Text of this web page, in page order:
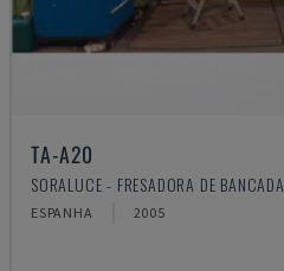
TA-A20
SORALUCE - FRESADORA DE BANCADA
ESPANHA 2005